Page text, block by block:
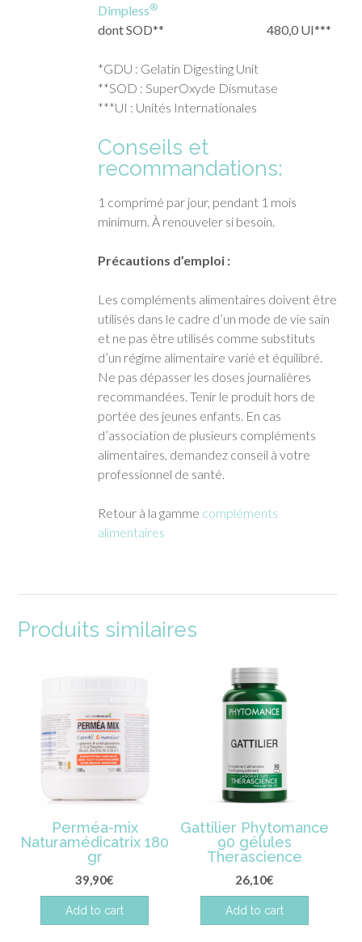
Dimpless®
dont SOD** 480,0 UI***
*GDU : Gelatin Digesting Unit
**SOD : SuperOxyde Dismutase
***UI : Unités Internationales
Conseils et
recommandations:
1 comprimé par jour, pendant 1 mois
minimum. À renouveler si besoin.
Précautions d’emploi :
Les compléments alimentaires doivent être
utilisés dans le cadre d’un mode de vie sain
et ne pas être utilisés comme substituts
d’un régime alimentaire varié et équilibré.
Ne pas dépasser les doses journalières
recommandées. Tenir le produit hors de
portée des jeunes enfants. En cas
d’association de plusieurs compléments
alimentaires, demandez conseil à votre
professionnel de santé.
Retour à la gamme compléments
alimentaires
Produits similaires
Perméa-mix
Naturamédicatrix 180
gr
39,90€
Add to cart
Gattilier Phytomance
90 gélules
Therascience
26,10€
Add to cart